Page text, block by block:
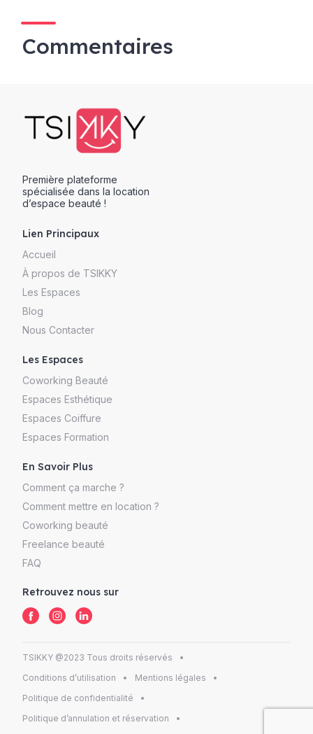
Commentaires
Première plateforme
spécialisée dans la location
d’espace beauté !
Lien Principaux
Accueil
À propos de TSIKKY
Les Espaces
Blog
Nous Contacter
Les Espaces
Coworking Beauté
Espaces Esthétique
Espaces Coiffure
Espaces Formation
En Savoir Plus
Comment ça marche ?
Comment mettre en location ?
Coworking beauté
Freelance beauté
FAQ
Retrouvez nous sur
TSIKKY @2023 Tous droits réservés
Conditions d’utilisation
Mentions légales
Politique de confidentialité
Politique d’annulation et réservation